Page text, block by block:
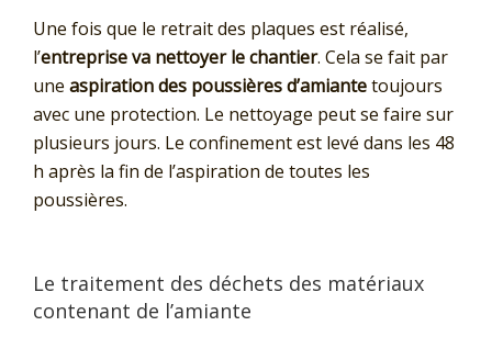
Une fois que le retrait des plaques est réalisé,
l’entreprise va nettoyer le chantier. Cela se fait par
une aspiration des poussières d’amiantetoujours
avec une protection. Le nettoyage peut se faire sur
plusieurs jours. Le confinement est levé dans les 48
h après la fin de l’aspiration de toutes les
poussières.
Le traitement des déchets des matériaux
contenant de l’amiante